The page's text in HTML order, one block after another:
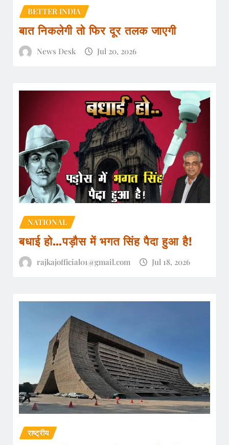
BETTER INDIA
बात निकलेगी तो फिर दूर तलक जाएगी
News Desk Jul 20, 2026
NATIONAL
बधाई हो…पड़ौस में भगत सिंह पैदा हुआ है!
rajkajofficial01@gmail.com Jul 18, 2026
राष्ट्रीय